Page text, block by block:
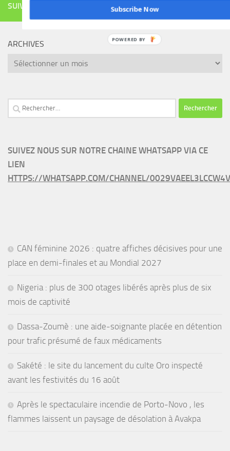
SUIVRE
ARCHIVES
Archives
Rechercher :
SUIVEZ NOUS SUR NOTRE CHAINE WHATSAPP VIA CE
LIEN
HTTPS://WHATSAPP.COM/CHANNEL/
CAN féminine 2026 : quatre affiches décisives pour une
place en demi-finales et au Mondial 2027
Nigeria : plus de 300 otages libérés après plus de six
mois de captivité
Dassa-Zoumè : une aide-soignante placée en détention
pour trafic présumé de faux médicaments
Sakété : le site du lancement du culte Oro inspecté
avant les festivités du 16 août
Après le spectaculaire incendie de Porto-Novo , les
flammes laissent un paysage de désolation à Avakpa
Subscribe Now